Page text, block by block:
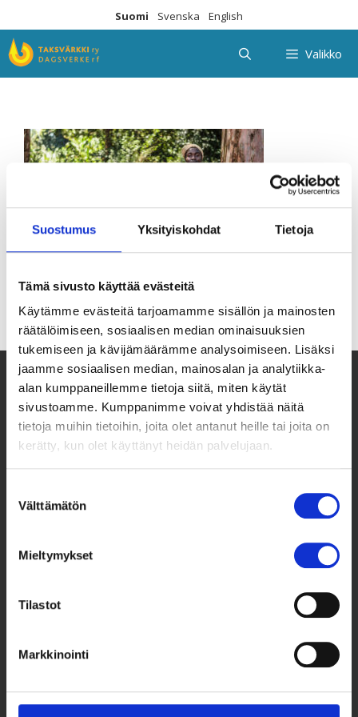
Suostumus Yksityiskohdat Tietoja
Tämä sivusto käyttää evästeitä
Käytämme evästeitä tarjoamamme sisällön ja mainosten
räätälöimiseen, sosiaalisen median ominaisuuksien
tukemiseen ja kävijämäärämme analysoimiseen. Lisäksi
jaamme sosiaalisen median, mainosalan ja analytiikka-
alan kumppaneillemme tietoja siitä, miten käytät
sivustoamme. Kumppanimme voivat yhdistää näitä
tietoja muihin tietoihin, joita olet antanut heille tai joita on
kerätty, kun olet käyttänyt heidän palvelujaan.
valinta
Välttämätön
Mieltymykset
Tilastot
Markkinointi
sisältöön
Suomi Svenska English
Valikko
Siltasaarenkatu 4, 7. krs,
00530 Helsinki
taksvarkki@taksvarkki.fi